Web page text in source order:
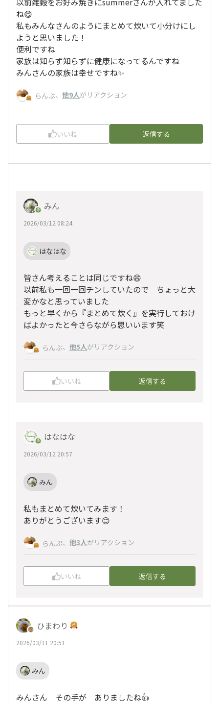
ね😋
私もみんなさんのようにまとめて炊いて小分けにし
ようと思いました！
便利ですね
家族は知らず知らずに健康になってるんですね
みんさんの家族は幸せですね✨
らんぷ、 他9人がリアクション
いいね 返信する
みん
2026/03/12 08:24
はなはな
皆さん考えることは同じですね😄
以前私も一回一回チンしていたので ちょっと大
変かなと思っていました
もっと早くから『まとめて炊く』を実行しておけ
ばよかったと今さらながら思いいます笑
らんぷ、 他5人がリアクション
いいね 返信する
はなはな
2026/03/12 20:57
みん
私もまとめて炊いてみます！
ありがとうございます😊
らんぷ、 他3人がリアクション
いいね 返信する
ひまわり
2026/03/11 20:51
みん
みんさん その手が ありましたね👍